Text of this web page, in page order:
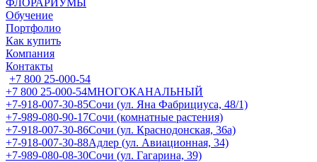
ФЛОРАРИУМЫ
Обучение
Портфолио
Как купить
Компания
Контакты
+7 800 25-000-54
+7 800 25-000-54МНОГОКАНАЛЬНЫЙ
+7-918-007-30-85Сочи (ул. Яна Фабрициуса, 48/1)
+7-989-080-90-17Сочи (комнатные растения)
+7-918-007-30-86Сочи (ул. Краснодонская, 36а)
+7-918-007-30-88Адлер (ул. Авиационная, 34)
+7-989-080-08-30Сочи (ул. Гагарина, 39)